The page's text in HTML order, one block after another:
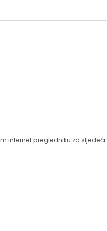
internet pregledniku za